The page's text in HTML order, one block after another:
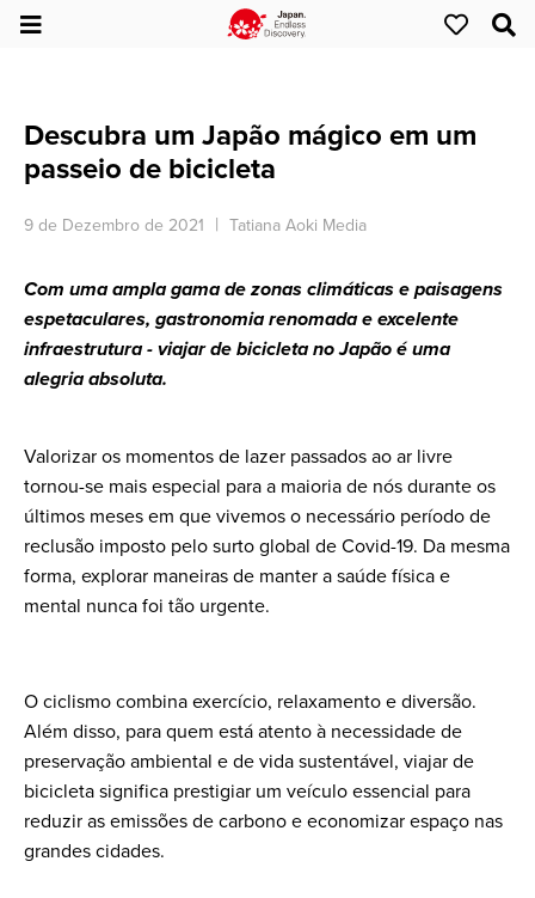
Descubra um Japão mágico em um
passeio de bicicleta
9 de Dezembro de 2021 Tatiana Aoki Media
Com uma ampla gama de zonas climáticas e paisagens
espetaculares, gastronomia renomada e excelente
infraestrutura - viajar de bicicleta no Japão é uma
alegria absoluta.
Valorizar os momentos de lazer passados ​​ao ar livre
tornou-se mais especial para a maioria de nós durante os
últimos meses em que vivemos o necessário período de
reclusão imposto pelo surto global de Covid-19. Da mesma
forma, explorar maneiras de manter a saúde física e
mental nunca foi tão urgente.
O ciclismo combina exercício, relaxamento e diversão.
Além disso, para quem está atento à necessidade de
preservação ambiental e de vida sustentável, viajar de
bicicleta significa prestigiar um veículo essencial para
reduzir as emissões de carbono e economizar espaço nas
grandes cidades.